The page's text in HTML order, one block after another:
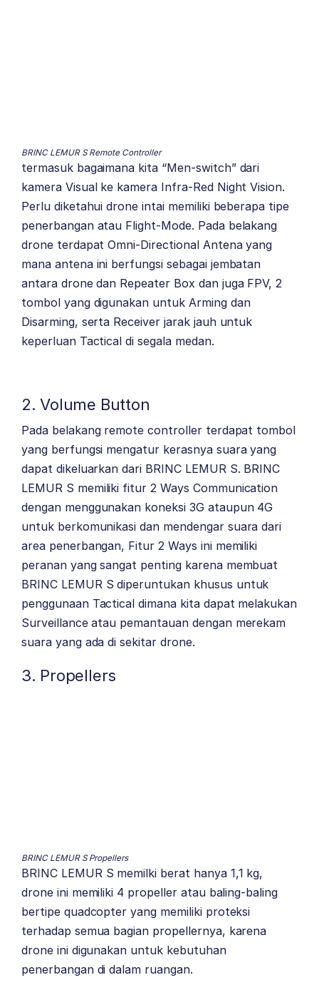
BRINC LEMUR S Remote Controller
termasuk bagaimana kita “Men-switch” dari
kamera Visual ke kamera Infra-Red Night Vision.
Perlu diketahui drone intai memiliki beberapa tipe
penerbangan atau Flight-Mode. Pada belakang
drone terdapat Omni-Directional Antena yang
mana antena ini berfungsi sebagai jembatan
antara drone dan Repeater Box dan juga FPV, 2
tombol yang digunakan untuk Arming dan
Disarming, serta Receiver jarak jauh untuk
keperluan Tactical di segala medan.
2. Volume Button
Pada belakang remote controller terdapat tombol
yang berfungsi mengatur kerasnya suara yang
dapat dikeluarkan dari BRINC LEMUR S. BRINC
LEMUR S memiliki fitur 2 Ways Communication
dengan menggunakan koneksi 3G ataupun 4G
untuk berkomunikasi dan mendengar suara dari
area penerbangan, Fitur 2 Ways ini memiliki
peranan yang sangat penting karena membuat
BRINC LEMUR S diperuntukan khusus untuk
penggunaan Tactical dimana kita dapat melakukan
Surveillance atau pemantauan dengan merekam
suara yang ada di sekitar drone.
3. Propellers
BRINC LEMUR S Propellers
BRINC LEMUR S memilki berat hanya 1,1 kg,
drone ini memiliki 4 propeller atau baling-baling
bertipe quadcopter yang memiliki proteksi
terhadap semua bagian propellernya, karena
drone ini digunakan untuk kebutuhan
penerbangan di dalam ruangan.